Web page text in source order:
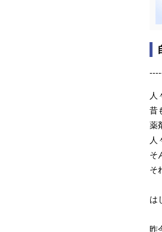
人
昔
薬
人
そ
そ
は
昨